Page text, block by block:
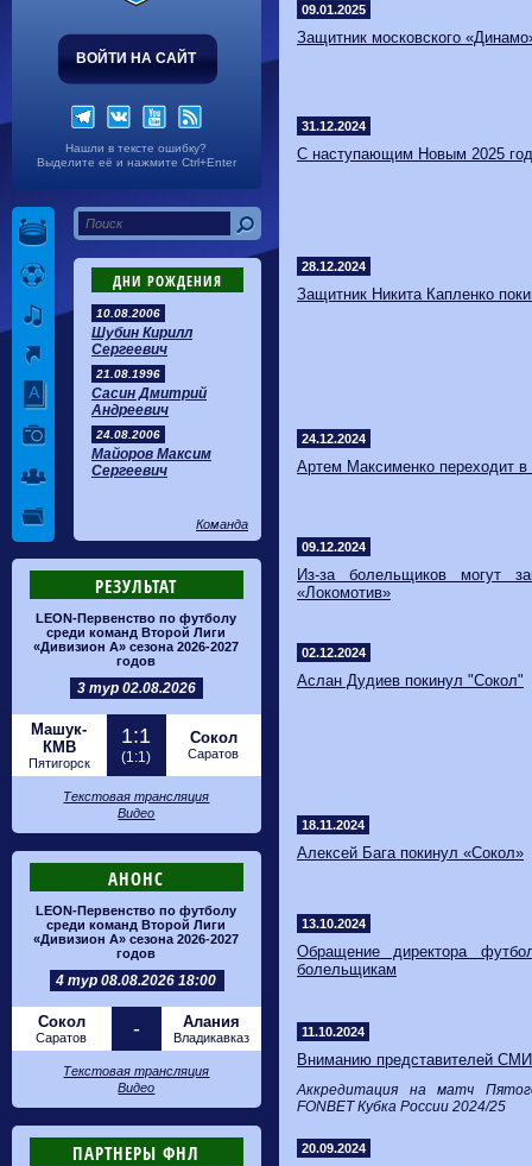
ВОЙТИ НА САЙТ
Нашли в тексте ошибку?
Выделите её и нажмите Ctrl+Enter
ДНИ РОЖДЕНИЯ
10.08.2006
Шубин Кирилл
Сергеевич
21.08.1996
Сасин Дмитрий
Андреевич
24.08.2006
Майоров Максим
Сергеевич
Команда
РЕЗУЛЬТАТ
LEON-Первенство по футболу
среди команд Второй Лиги
«Дивизион А» сезона 2026-2027
годов
3 тур 02.08.2026
Машук-
КМВ
Пятигорск
1:1
(1:1)
Сокол
Саратов
Текстовая трансляция
Видео
АНОНС
LEON-Первенство по футболу
среди команд Второй Лиги
«Дивизион А» сезона 2026-2027
годов
4 тур 08.08.2026 18:00
Сокол
Саратов - Алания
Владикавказ
Текстовая трансляция
Видео
ПАРТНЕРЫ ФНЛ
09.01.2025
​Защитник московского
31.12.2024
С наступающим Новым 2025
28.12.2024
З​ащитник Никита Капленко
24.12.2024
Артем Максименко переходит
09.12.2024
​Из-за болельщиков могут
«Локомотив»
02.12.2024
Аслан Дудиев покинул "Сокол"
18.11.2024
Алексей Бага покинул «Сокол»
13.10.2024
​Обращение директора
болельщикам
11.10.2024
Вниманию представителей СМИ
Аккредитация на матч
FONBET Кубка России 2024/25
20.09.2024
Калуга